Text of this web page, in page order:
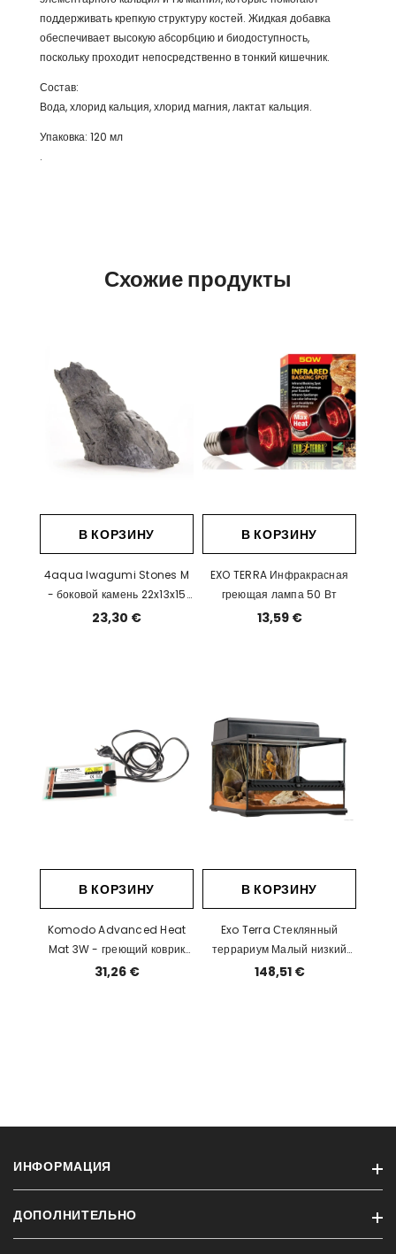
поддерживать крепкую структуру костей. Жидкая добавка
обеспечивает высокую абсорбцию и биодоступность,
поскольку проходит непосредственно в тонкий кишечник.
Состав:
Вода, хлорид кальция, хлорид магния, лактат кальция.
Упаковка: 120 мл
.
Схожие продукты
В КОРЗИНУ
4aqua Iwagumi Stones M
- боковой камень 22x13x15
см
23,30 €
В КОРЗИНУ
EXO TERRA Инфракрасная
греющая лампа 50 Вт
13,59 €
В КОРЗИНУ
Komodo Advanced Heat
Mat 3W - греющий коврик
9x14 см
31,26 €
В КОРЗИНУ
Exo Terra Стеклянный
террариум Малый низкий
45x45x30 см
148,51 €
ИНФОРМАЦИЯ
Информация о доставке
ДОПОЛНИТЕЛЬНО